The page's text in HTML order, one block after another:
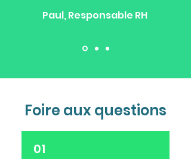
Paul, Responsable RH
Foire aux questions
01